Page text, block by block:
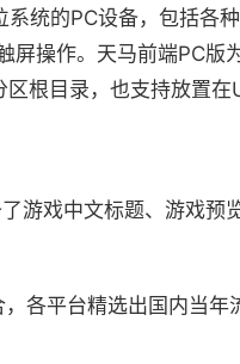
统的PC设备，包括各
屏操作。天马前端PC版
根目录，也支持放置在
游戏中文标题、游戏
各平台精选出国内当